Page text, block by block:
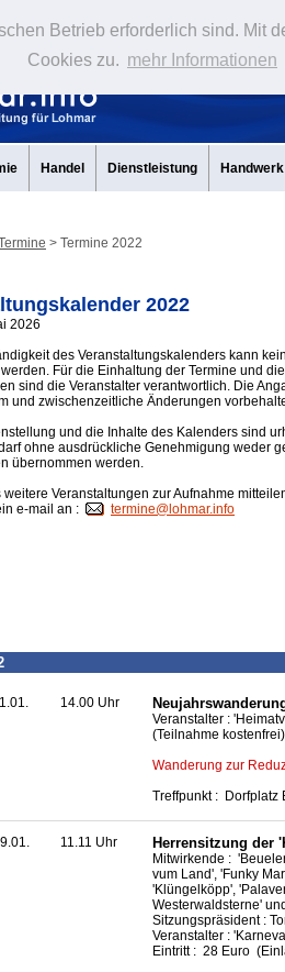
Betrieb erforderlich sind. Mit
Cookies zu. mehr Informationen
Handel Dienstleistung Handwerk
> Termine 2022
2022
2026
des Veranstaltungskalenders kann
Für die Einhaltung der Termine und
sind die Veranstalter verantwortlich. Die
und zwischenzeitliche Änderungen
und die Inhalte des Kalenders sind
ohne ausdrückliche Genehmigung weder
übernommen werden.
weitere Veranstaltungen zur Aufnahme
e-mail an :
termine@lohmar.info
14.00 Uhr
Veranstalter :
(Teilnahme kostenfrei)
Wanderung zur
Treffpunkt : Dorfplatz
11.11 Uhr Herrensitzung der
Mitwirkende :
vum Land', 'Funky
'Klüngelköpp',
Westerwaldsterne'
Sitzungspräsident :
Veranstalter :
Eintritt : 28 Euro